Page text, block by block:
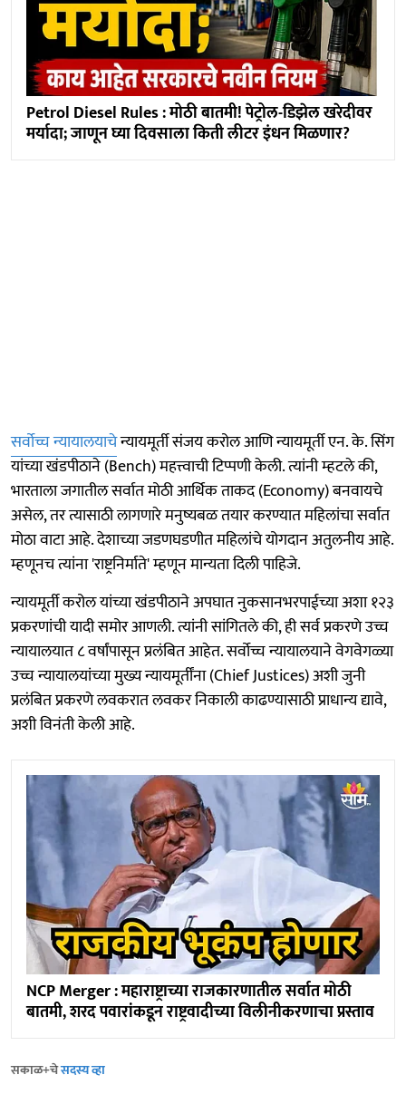
Petrol Diesel Rules : मोठी बातमी! पेट्रोल-डिझेल खरेदीवर
मर्यादा; जाणून घ्या दिवसाला किती लीटर इंधन मिळणार?
सर्वोच्च न्यायालयाचेन्यायमूर्ती संजय करोल आणि न्यायमूर्ती एन. के. सिंग
यांच्या खंडपीठाने (Bench) महत्त्वाची टिप्पणी केली. त्यांनी म्हटले की,
भारताला जगातील सर्वात मोठी आर्थिक ताकद (Economy) बनवायचे
असेल, तर त्यासाठी लागणारे मनुष्यबळ तयार करण्यात महिलांचा सर्वात
मोठा वाटा आहे. देशाच्या जडणघडणीत महिलांचे योगदान अतुलनीय आहे.
म्हणूनच त्यांना 'राष्ट्रनिर्माते' म्हणून मान्यता दिली पाहिजे.
न्यायमूर्ती करोल यांच्या खंडपीठाने अपघात नुकसानभरपाईच्या अशा १२३
प्रकरणांची यादी समोर आणली. त्यांनी सांगितले की, ही सर्व प्रकरणे उच्च
न्यायालयात ८ वर्षांपासून प्रलंबित आहेत. सर्वोच्च न्यायालयाने वेगवेगळ्या
उच्च न्यायालयांच्या मुख्य न्यायमूर्तींना (Chief Justices) अशी जुनी
प्रलंबित प्रकरणे लवकरात लवकर निकाली काढण्यासाठी प्राधान्य द्यावे,
अशी विनंती केली आहे.
NCP Merger : महाराष्ट्राच्या राजकारणातील सर्वात मोठी
बातमी, शरद पवारांकडून राष्ट्रवादीच्या विलीनीकरणाचा प्रस्ताव
सकाळ+चेसदस्य व्हा